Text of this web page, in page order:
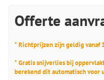
Offerte
* Richtprijzen zijn geldig vanaf
* Gratis snijverlies bij
berekend dit automatisch voor